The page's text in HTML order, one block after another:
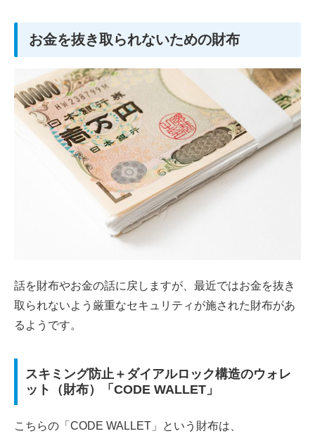
お金を抜き取られないための財布
話を財布やお金の話に戻しますが、最近ではお金を抜き
取られないよう厳重なセキュリティが施された財布があ
るようです。
スキミング防止＋ダイアルロック構造のウォレ
ット（財布）「CODE WALLET」
こちらの「CODE WALLET」という財布は、